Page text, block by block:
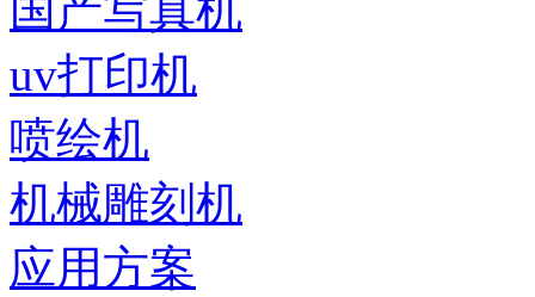
国产写真机
uv打印机
喷绘机
机械雕刻机
应用方案